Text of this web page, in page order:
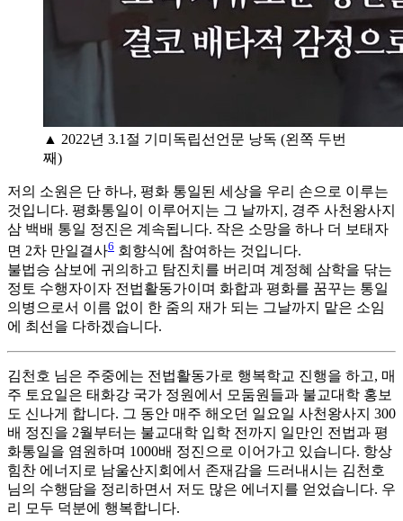
▲ 2022년 3.1절 기미독립선언문 낭독 (왼쪽 두번
째)
저의 소원은 단 하나, 평화 통일된 세상을 우리 손으로 이루는
것입니다. 평화통일이 이루어지는 그 날까지, 경주 사천왕사지
삼 백배 통일 정진은 계속됩니다. 작은 소망을 하나 더 보태자
면 2차 만일결사6 회향식에 참여하는 것입니다.
불법승 삼보에 귀의하고 탐진치를 버리며 계정혜 삼학을 닦는
정토 수행자이자 전법활동가이며 화합과 평화를 꿈꾸는 통일
의병으로서 이름 없이 한 줌의 재가 되는 그날까지 맡은 소임
에 최선을 다하겠습니다.
김천호 님은 주중에는 전법활동가로 행복학교 진행을 하고, 매
주 토요일은 태화강 국가 정원에서 모둠원들과 불교대학 홍보
도 신나게 합니다. 그 동안 매주 해오던 일요일 사천왕사지 300
배 정진을 2월부터는 불교대학 입학 전까지 일만인 전법과 평
화통일을 염원하며 1000배 정진으로 이어가고 있습니다. 항상
힘찬 에너지로 남울산지회에서 존재감을 드러내시는 김천호
님의 수행담을 정리하면서 저도 많은 에너지를 얻었습니다. 우
리 모두 덕분에 행복합니다.